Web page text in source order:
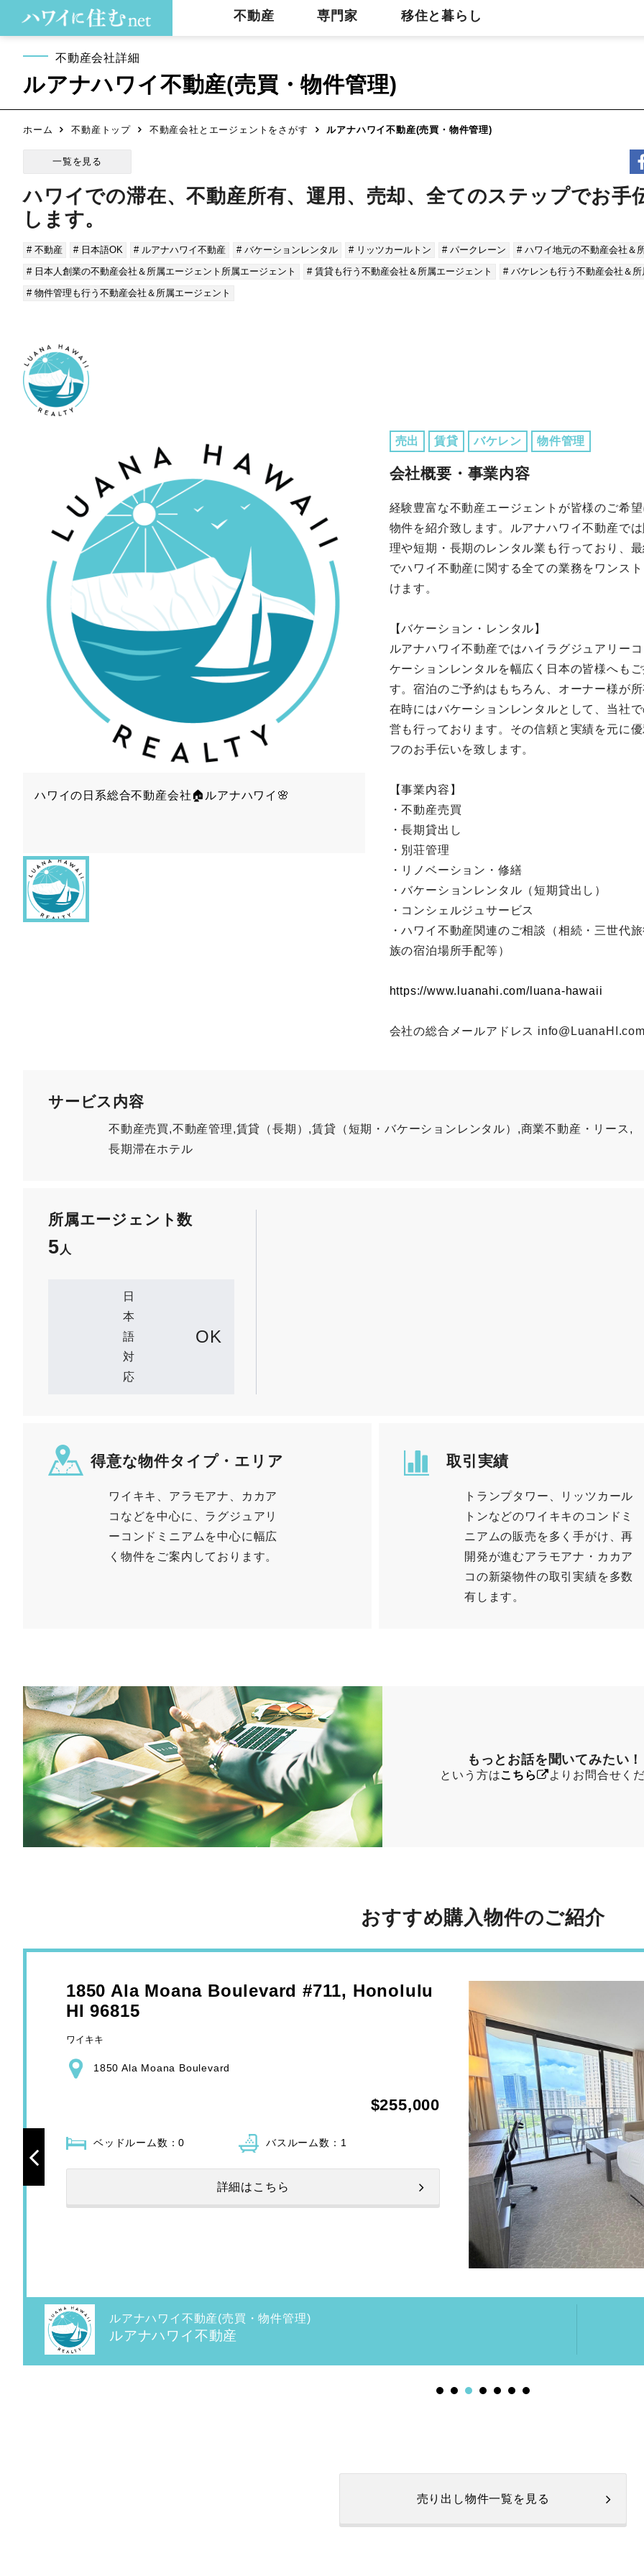
不動産 専門家 移住と暮らし
不動産会社詳細
ルアナハワイ不動産(売買・物件管理)
ホーム 不動産トップ 不動産会社とエージェントをさがす ルアナハワイ不動産(売買・物件管理)
一覧を見る
ハワイでの滞在、不動産所有、運用、売却、全てのステップでお手
します。
# 不動産 # 日本語OK # ルアナハワイ不動産 # バケーションレンタル # リッツカールトン # パークレーン
# ハワイ地元の不動産会社＆
# 日本人創業の不動産会社＆所属エージェント所属エージェント
# 賃貸も行う不動産会社＆所属エージェント
# バケレンも行う不動産会社＆
# 物件管理も行う不動産会社＆所属エージェント
ハワイの日系総合不動産会社🏠ルアナハワイ🌸
売出 賃貸 バケレン 物件管理
会社概要・事業内容
経験豊富な不動産エージェントが皆様のご希
物件を紹介致します。ルアナハワイ不動産で
理や短期・長期のレンタル業も行っており、
でハワイ不動産に関する全ての業務をワンス
けます。
【バケーション・レンタル】
ルアナハワイ不動産ではハイラグジュアリー
ケーションレンタルを幅広く日本の皆様へも
す。宿泊のご予約はもちろん、オーナー様が
在時にはバケーションレンタルとして、当社
営も行っております。その信頼と実績を元に
フのお手伝いを致します。
【事業内容】
・不動産売買
・長期貸出し
・別荘管理
・リノベーション・修繕
・バケーションレンタル（短期貸出し）
・コンシェルジュサービス
・ハワイ不動産関連のご相談（相続・三世代
族の宿泊場所手配等）
https://www.luanahi.com/luana-hawaii
会社の総合メールアドレス
サービス内容
不動産売買,不動産管理,賃貸（長期）,賃貸（短期・バケーションレンタル）,商業不動産・リース,
長期滞在ホテル
所属エージェント数
5 人
日
本
語
対
応
OK
得意な物件タイプ・エリア
ワイキキ、アラモアナ、カカア
コなどを中心に、ラグジュアリ
ーコンドミニアムを中心に幅広
く物件をご案内しております。
取引実績
トランプタワー、リッツカール
トンなどのワイキキのコンドミ
ニアムの販売を多く手がけ、再
開発が進むアラモアナ・カカア
コの新築物件の取引実績を多数
有します。
もっとお話を聞いてみたい！
という方はこちら よりお問合せく
おすすめ購入物件のご紹介
1850 Ala Moana Boulevard #711, Honolulu
HI 96815
ワイキキ
1850 Ala Moana Boulevard
$255,000
ベッドルーム数：0 バスルーム数： 1
詳細はこちら
ルアナハワイ不動産(売買・物件管理)
ルアナハワイ不動産
売り出し物件一覧を見る